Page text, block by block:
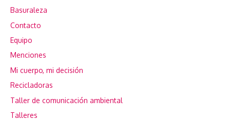
Basuraleza
Contacto
Equipo
Menciones
Mi cuerpo, mi decisión
Recicladoras
Taller de comunicación ambiental
Talleres